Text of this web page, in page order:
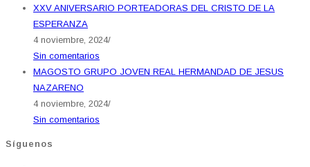
XXV ANIVERSARIO PORTEADORAS DEL CRISTO DE LA
ESPERANZA
4 noviembre, 2024/
Sin comentarios
MAGOSTO GRUPO JOVEN REAL HERMANDAD DE JESUS
NAZARENO
4 noviembre, 2024/
Sin comentarios
Síguenos